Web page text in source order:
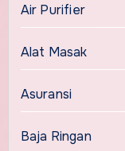
Air Purifier
Alat Masak
Asuransi
Baja Ringan